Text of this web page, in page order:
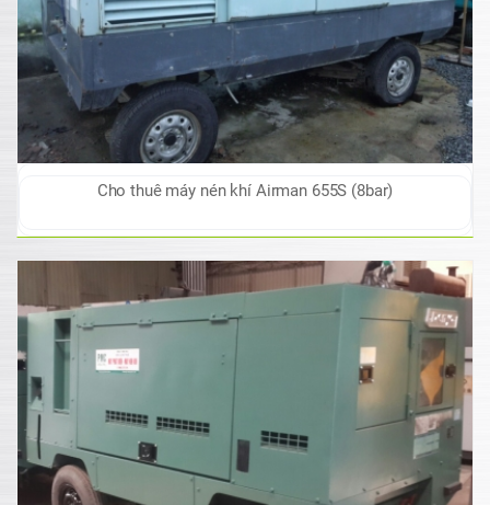
Cho thuê máy nén khí Airman 655S (8bar)